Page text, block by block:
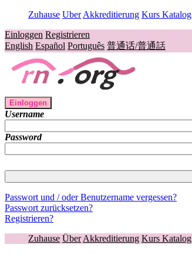
Zuhause Uber Akkreditierung Kurs Katalog
Einloggen Registrieren
English Español Português 普通话/普通話
Einloggen
Username
Password
Passwort und / oder Benutzername vergessen?
Passwort zurücksetzen?
Registrieren?
Zuhause Über Akkreditierung Kurs Katalog